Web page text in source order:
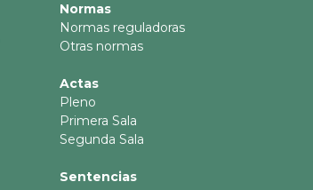
Normas
Normas reguladoras
Otras normas
Actas
Pleno
Primera Sala
Segunda Sala
Sentencias